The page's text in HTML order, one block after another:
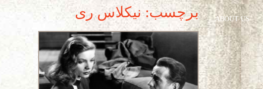
ABOUT US برچسب: نیکلاس ری